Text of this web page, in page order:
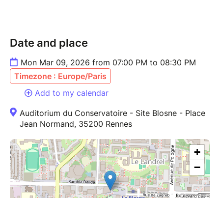
Date and place
Mon Mar 09, 2026 from 07:00 PM to 08:30 PM
Timezone : Europe/Paris
Add to my calendar
Auditorium du Conservatoire - Site Blosne - Place
Jean Normand, 35200 Rennes
+
−